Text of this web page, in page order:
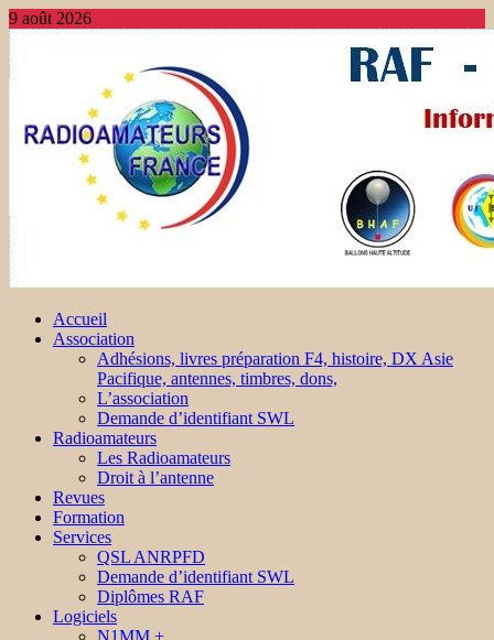
9 août 2026
Accueil
Association
Adhésions, livres préparation F4, histoire, DX Asie
Pacifique, antennes, timbres, dons,
L’association
Demande d’identifiant SWL
Radioamateurs
Les Radioamateurs
Droit à l’antenne
Revues
Formation
Services
QSL ANRPFD
Demande d’identifiant SWL
Diplômes RAF
Logiciels
N1MM +